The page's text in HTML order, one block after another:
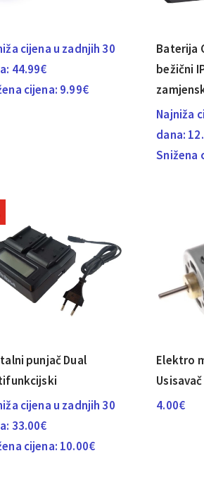
cijena u zadnjih 30
44.99€
cijena: 9.99€
Baterija
bežični
Najniža
dana:
Snižena
punjač Dual
cijena u zadnjih 30
33.00€
cijena: 10.00€
Elektro
Usisavač
4.00€